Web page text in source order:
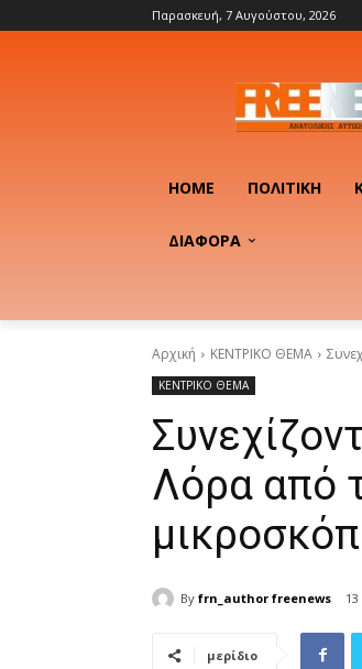
Παρασκευή, 7 Αυγούστου, 2026
HOME ΠΟΛΙΤΙΚΉ
ΔΙΑΦΟΡΑ
Αρχική ΚΕΝΤΡΙΚΟ ΘΕΜΑ
ΚΕΝΤΡΙΚΟ ΘΕΜΑ
Λόρα από
By frn_author freenews
μερίδιο